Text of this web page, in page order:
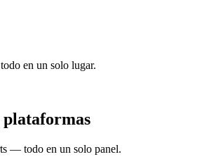
en un solo lugar.
plataformas
— todo en un solo panel.